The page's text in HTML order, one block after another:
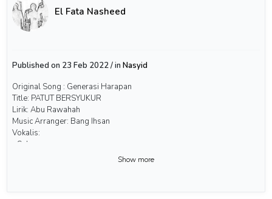
El Fata Nasheed
Published on 23 Feb 2022 / inNasyid
Original Song : Generasi Harapan
Title: PATUT BERSYUKUR
Lirik: Abu Rawahah
Music Arranger: Bang Ihsan
Vokalis:
- Sulaeman
Show more